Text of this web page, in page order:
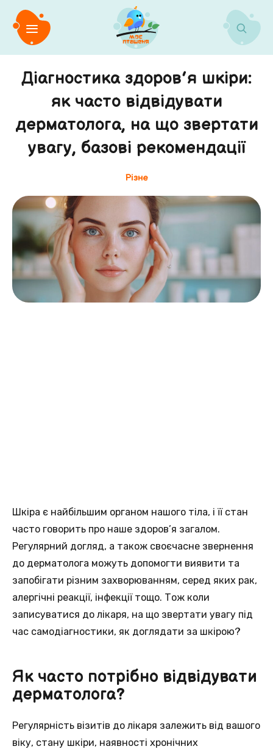
Діагностика здоров’я шкіри:
як часто відвідувати
дерматолога, на що звертати
увагу, базові рекомендації
Різне
Шкіра є найбільшим органом нашого тіла, і її стан
часто говорить про наше здоров’я загалом.
Регулярний догляд, а також своєчасне звернення
до дерматолога можуть допомогти виявити та
запобігати різним захворюванням, серед яких рак,
алергічні реакції, інфекції тощо. Тож коли
записуватися до лікаря, на що звертати увагу під
час самодіагностики, як доглядати за шкірою?
Як часто потрібно відвідувати
дерматолога?
Регулярність візитів до лікаря залежить від вашого
віку, стану шкіри, наявності хронічних